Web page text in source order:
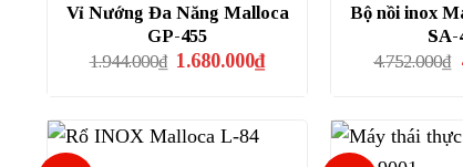
Vỉ Nướng Đa Năng Malloca
GP-455
1.944.000₫ Giá
1.680.000₫Giá
hiện
1.680.000₫.
Bộ nồi inox
SA-
4.752.000₫